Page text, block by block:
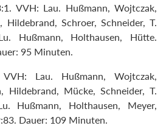
VVH: Lau. Hußmann, Wojtczak,
Hildebrand, Schroer, Schneider, T.
Hußmann, Holthausen, Hütte.
95 Minuten.
Lau. Hußmann, Wojtczak,
Hildebrand, Mücke, Schneider, T.
Hußmann, Holthausen, Meyer,
Dauer: 109 Minuten.